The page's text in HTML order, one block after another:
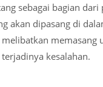
sebagai bagian
akan dipasang di
memasang
kesalahan.